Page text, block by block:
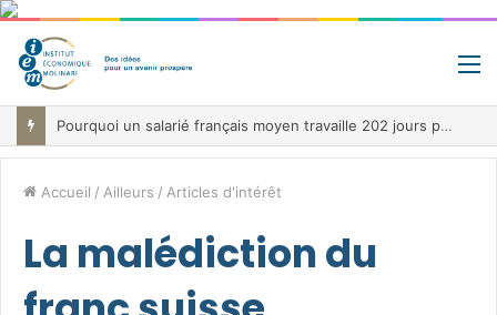
Pourquoi un salarié français moyen travaille 202 jours par an pour financer impôts et cotisations, un record dans toute l’Union européenne
Accueil / Ailleurs / Articles d'intérêt
La malédiction du